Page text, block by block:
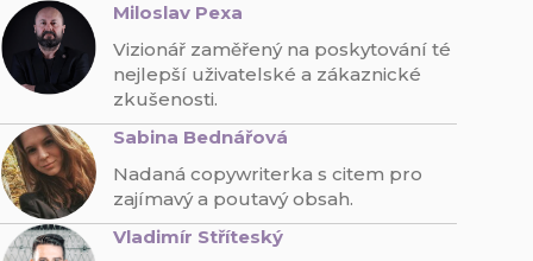
Miloslav Pexa
Vizionář zaměřený na poskytování té
nejlepší uživatelské a zákaznické
zkušenosti.
Sabina Bednářová
Nadaná copywriterka s citem pro
zajímavý a poutavý obsah.
Vladimír Stříteský